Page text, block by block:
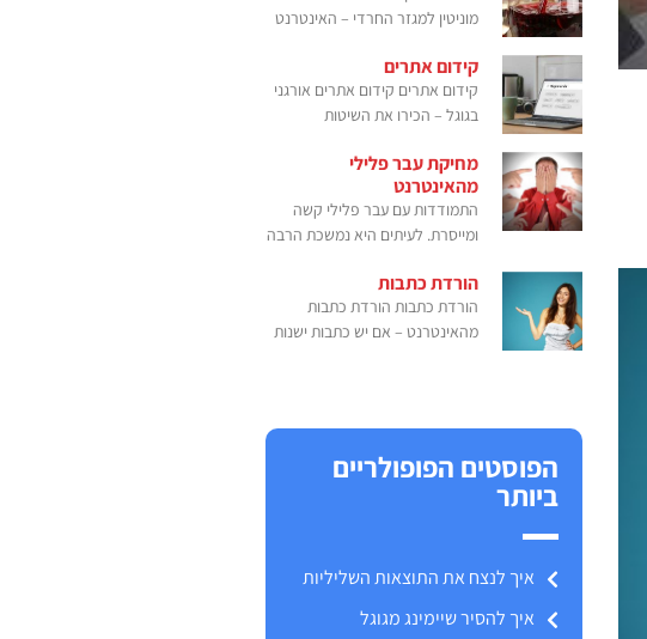
מוניטין למגזר החרדי – האינטרנט
קידום אתרים
קידום אתרים קידום אתרים אורגני
בגוגל – הכירו את השיטות
מחיקת עבר פלילי
מהאינטרנט
התמודדות עם עבר פלילי קשה
ומייסרת. לעיתים היא נמשכת הרבה
הורדת כתבות
הורדת כתבות הורדת כתבות
מהאינטרנט – אם יש כתבות ישנות
הפוסטים הפופולריים
ביותר
איך לנצח את התוצאות השליליות
איך להסיר שיימינג מגוגל